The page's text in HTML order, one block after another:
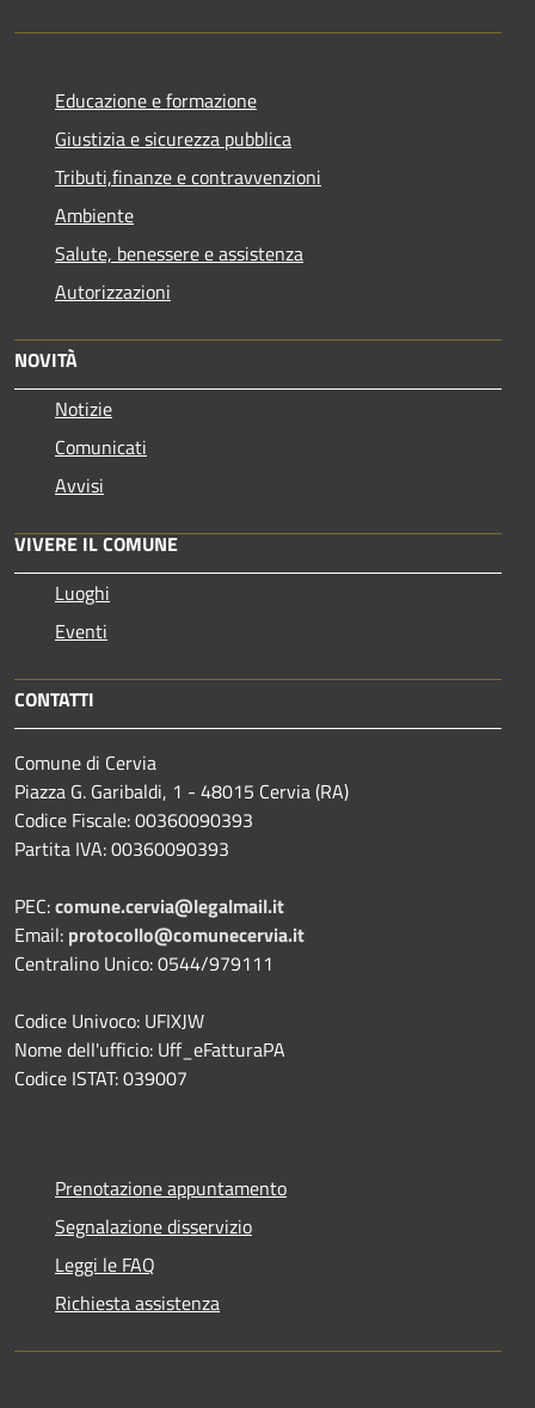
Educazione e formazione
Giustizia e sicurezza pubblica
Tributi,finanze e contravvenzioni
Ambiente
Salute, benessere e assistenza
Autorizzazioni
NOVITÀ
Notizie
Comunicati
Avvisi
VIVERE IL COMUNE
Luoghi
Eventi
CONTATTI
Comune di Cervia
Piazza G. Garibaldi, 1 - 48015 Cervia (RA)
Codice Fiscale: 00360090393
Partita IVA: 00360090393
PEC:comune.cervia@legalmail.it
Email: protocollo@comunecervia.it
Centralino Unico: 0544/979111
Codice Univoco: UFIXJW
Nome dell'ufficio: Uff_eFatturaPA
Codice ISTAT: 039007
Prenotazione appuntamento
Segnalazione disservizio
Leggi le FAQ
Richiesta assistenza